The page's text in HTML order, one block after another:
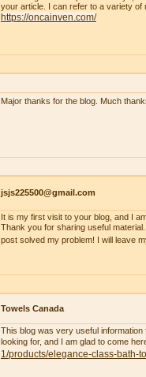
your article. I can refer to a variety of
https://oncainven.com/
Major thanks for the blog. Much
jsjs225500@gmail.com
It is my first visit to your blog, and I
Thank you for sharing useful
post solved my problem! I will leave
Towels Canada
This blog was very useful
looking for, and I am glad to come
1/products/elegance-class-bath-